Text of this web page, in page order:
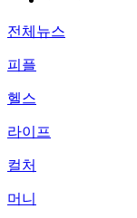
전체뉴스
피플
헬스
라이프
컬처
머니